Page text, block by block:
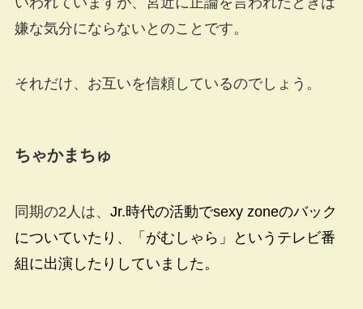
嫌な気分にならないとのことです。
それだけ、お互いを信頼しているのでしょう。
ちゃかまちゅ
同期の2人は、 Jr.時代の活動でsexy zoneのバック
についていたり、「がむしゃら」というテレビ番
組に出演したりしていました。